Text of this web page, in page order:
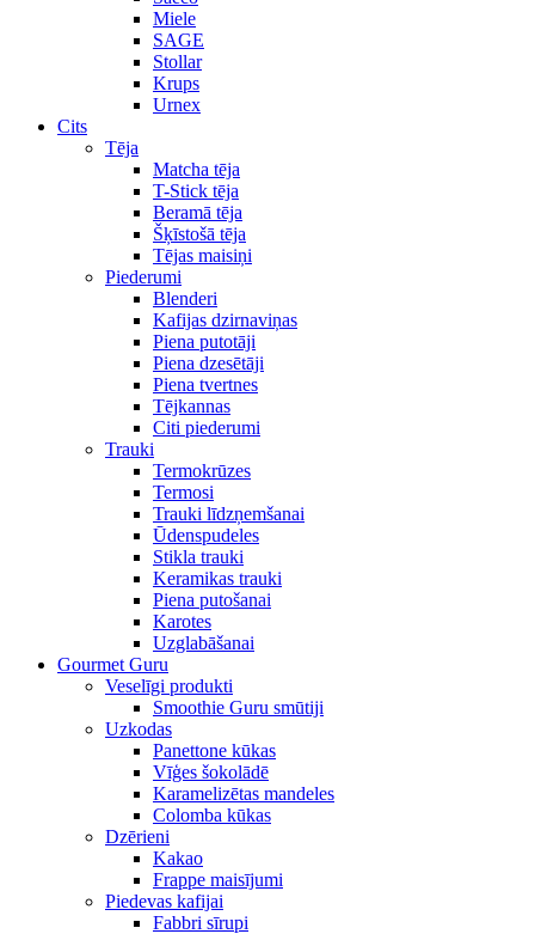
Miele
SAGE
Stollar
Krups
Urnex
Cits
Tēja
Matcha tēja
T-Stick tēja
Beramā tēja
Šķīstošā tēja
Tējas maisiņi
Piederumi
Blenderi
Kafijas dzirnaviņas
Piena putotāji
Piena dzesētāji
Piena tvertnes
Tējkannas
Citi piederumi
Trauki
Termokrūzes
Termosi
Trauki līdzņemšanai
Ūdenspudeles
Stikla trauki
Keramikas trauki
Piena putošanai
Karotes
Uzglabāšanai
Gourmet Guru
Veselīgi produkti
Smoothie Guru smūtiji
Uzkodas
Panettone kūkas
Vīģes šokolādē
Karamelizētas mandeles
Colomba kūkas
Dzērieni
Kakao
Frappe maisījumi
Piedevas kafijai
Fabbri sīrupi